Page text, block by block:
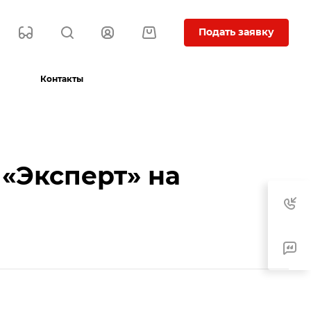
Подать заявку
Контакты
на